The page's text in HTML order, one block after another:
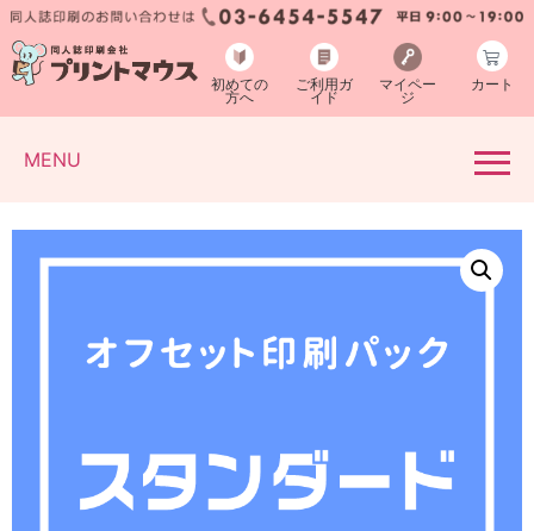
初めての
方へ
ご利用ガ
イド
マイペー
ジ
カート
MENU